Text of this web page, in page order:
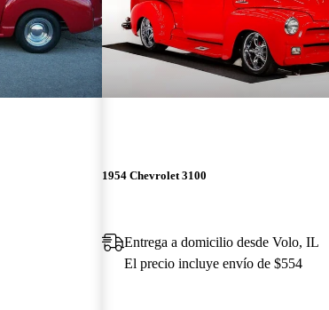
1954 Chevrolet 3100
Entrega a domicilio desde Volo, IL
El precio incluye envío de $554